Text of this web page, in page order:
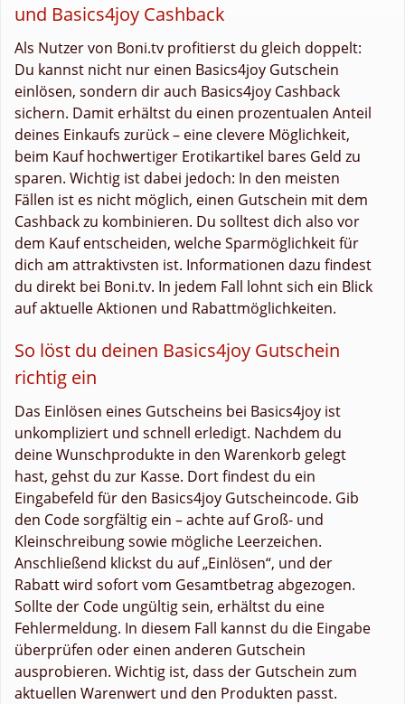
und Basics4joy Cashback
Als Nutzer von Boni.tv profitierst du gleich doppelt:
Du kannst nicht nur einen Basics4joy Gutschein
einlösen, sondern dir auch Basics4joy Cashback
sichern. Damit erhältst du einen prozentualen Anteil
deines Einkaufs zurück – eine clevere Möglichkeit,
beim Kauf hochwertiger Erotikartikel bares Geld zu
sparen. Wichtig ist dabei jedoch: In den meisten
Fällen ist es nicht möglich, einen Gutschein mit dem
Cashback zu kombinieren. Du solltest dich also vor
dem Kauf entscheiden, welche Sparmöglichkeit für
dich am attraktivsten ist. Informationen dazu findest
du direkt bei Boni.tv. In jedem Fall lohnt sich ein Blick
auf aktuelle Aktionen und Rabattmöglichkeiten.
So löst du deinen Basics4joy Gutschein
richtig ein
Das Einlösen eines Gutscheins bei Basics4joy ist
unkompliziert und schnell erledigt. Nachdem du
deine Wunschprodukte in den Warenkorb gelegt
hast, gehst du zur Kasse. Dort findest du ein
Eingabefeld für den Basics4joy Gutscheincode. Gib
den Code sorgfältig ein – achte auf Groß- und
Kleinschreibung sowie mögliche Leerzeichen.
Anschließend klickst du auf „Einlösen“, und der
Rabatt wird sofort vom Gesamtbetrag abgezogen.
Sollte der Code ungültig sein, erhältst du eine
Fehlermeldung. In diesem Fall kannst du die Eingabe
überprüfen oder einen anderen Gutschein
ausprobieren. Wichtig ist, dass der Gutschein zum
aktuellen Warenwert und den Produkten passt.